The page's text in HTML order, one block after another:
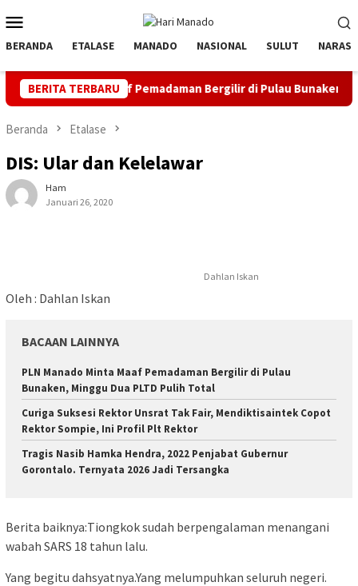
ke
kontenMobile
BERANDA ETALASE MANADO NASIONAL SULUT NARASI
BERITA TERBARUBergilir di Pulau Bunaken, Minggu Dua PLTD Pulih
Beranda Etalase
DIS: Ular dan Kelelawar
Ham
Januari 26, 2020
Dahlan Iskan
Oleh : Dahlan Iskan
BACAAN LAINNYA
PLN Manado Minta Maaf Pemadaman Bergilir di Pulau
Bunaken, Minggu Dua PLTD Pulih Total
Curiga Suksesi Rektor Unsrat Tak Fair, Mendiktisaintek Copot
Rektor Sompie, Ini Profil Plt Rektor
Tragis Nasib Hamka Hendra, 2022 Penjabat Gubernur
Gorontalo. Ternyata 2026 Jadi Tersangka
Berita baiknya:Tiongkok sudah berpengalaman menangani
wabah SARS 18 tahun lalu.
Yang begitu dahsyatnya.Yang melumpuhkan seluruh negeri.